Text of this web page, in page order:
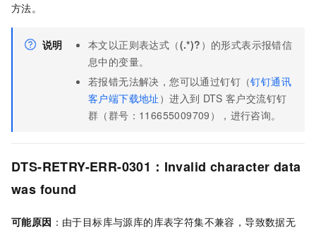
方法。
说明 本文以正则表达式（(.*)? ）的形式表示报错信
息中的变量。
若报错无法解决，您可以通过钉钉（钉钉通讯
客户端下载地址 ）进入到 DTS 客户交流钉钉
群（群号：116655009709），进行咨询。
DTS-RETRY-ERR-0301：Invalid character data
was found
可能原因 ：由于目标库与源库的库表字符集不兼容，导致数据无